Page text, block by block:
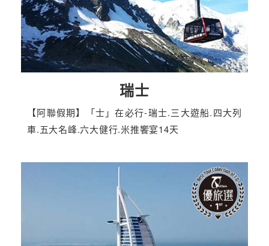
瑞士
【阿聯假期】「士」在必行-瑞士.三大遊船.四大列
車.五大名峰.六大健行.米推饗宴14天